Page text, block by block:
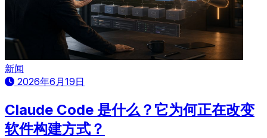
新闻
2026年6月19日
Claude Code 是什么？它为何正在改变
软件构建方式？